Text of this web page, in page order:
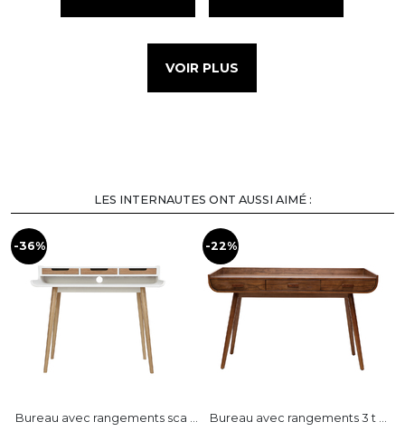
VOIR PLUS
LES INTERNAUTES ONT AUSSI AIMÉ :
-36%
Bureau avec rangements sca ...
-22%
Bureau avec rangements 3 t ...